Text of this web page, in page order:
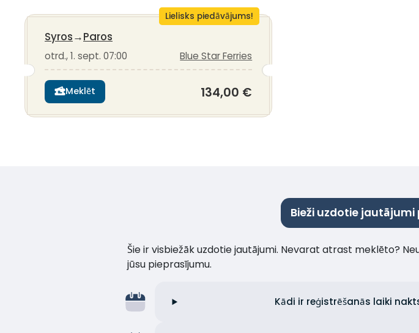
Lielisks piedāvājums!
Syros→Paros
otrd., 1. sept. 07:00 Blue Star Ferries
Meklēt 134,00 €
Bieži uzdotie jautājumi
Šie ir visbiežāk uzdotie jautājumi. Nevarat atrast meklēto?
jūsu pieprasījumu.
Kādi ir reģistrēšanās laiki